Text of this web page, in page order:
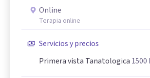
Online
Terapia online
Servicios y precios
Primera vista Tanatologica 1500